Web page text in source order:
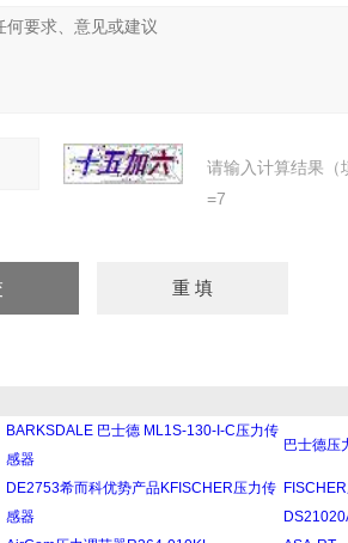
请输入计算结果（
=7
BARKSDALE 巴士德 ML1S-130-I-C压力传
感器
巴士德压
DE2753希而科优势产品KFISCHER压力传
感器